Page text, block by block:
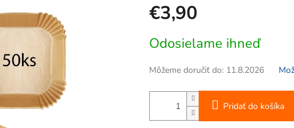
€3,90
cena:
Odosielame ihneď
Môžeme doručiť do: 11.8.2026
Pridať do košíka